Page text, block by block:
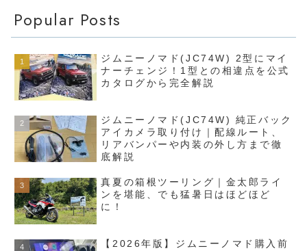
Popular Posts
ジムニーノマド(JC74W) 2型にマイ
ナーチェンジ！1型との相違点を公式
カタログから完全解説
ジムニーノマド(JC74W) 純正バック
アイカメラ取り付け｜配線ルート、
リアバンパーや内装の外し方まで徹
底解説
真夏の箱根ツーリング｜金太郎ライ
ンを堪能、でも猛暑日はほどほど
に！
【2026年版】ジムニーノマド購入前